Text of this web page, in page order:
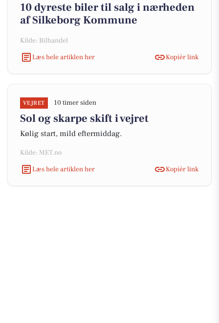
10 dyreste biler til salg i nærheden
af Silkeborg Kommune
Kilde: Bilhandel
Læs hele artiklen her
Kopiér link
VEJRET 10 timer siden
Sol og skarpe skift i vejret
Kølig start, mild eftermiddag.
Kilde: MET.no
Læs hele artiklen her
Kopiér link